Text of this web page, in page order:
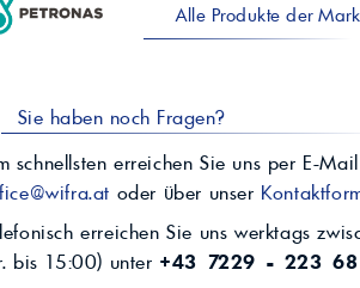
Alle Produkte der
Sie haben noch Fragen?
schnellsten erreichen Sie uns per E-
oder über unser
erreichen Sie uns werktags
bis 15:00) unter +43 7229 - 223 68